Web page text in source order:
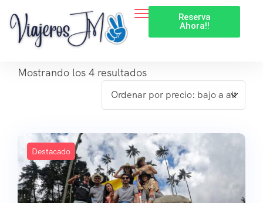
Reserva
Ahora!!
Mostrando los 4 resultados
Destacado